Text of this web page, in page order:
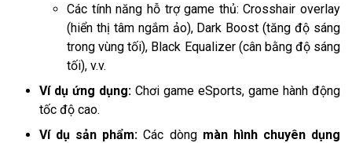
Các tính năng hỗ trợ game thủ: Crosshair overlay
(hiển thị tâm ngắm ảo), Dark Boost (tăng độ sáng
trong vùng tối), Black Equalizer (cân bằng độ sáng
tối), v.v.
Ví dụ ứng dụng: Chơi game eSports, game hành động
tốc độ cao.
Ví dụ sản phẩm: Các dòng màn hình chuyên dụng